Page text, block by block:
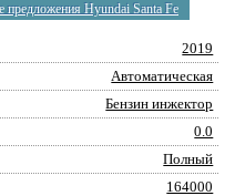
предложения Hyundai Santa Fe
2019
Автоматическая
Бензин инжектор
0.0
Полный
164000